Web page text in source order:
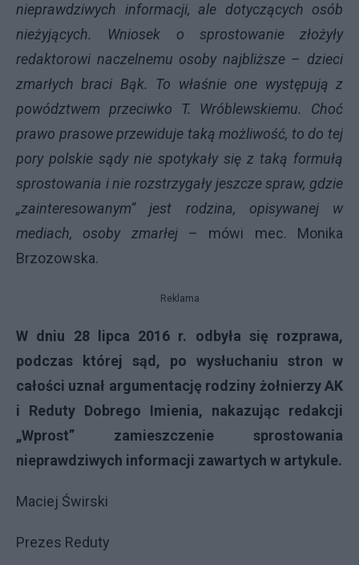
nieprawdziwych informacji, ale dotyczących osób
nieżyjących. Wniosek o sprostowanie złożyły
redaktorowi naczelnemu osoby najbliższe – dzieci
zmarłych braci Bąk. To właśnie one występują z
powództwem przeciwko T. Wróblewskiemu. Choć
prawo prasowe przewiduje taką możliwość, to do tej
pory polskie sądy nie spotykały się z taką formułą
sprostowania i nie rozstrzygały jeszcze spraw, gdzie
„zainteresowanym” jest rodzina, opisywanej w
mediach, osoby zmarłej– mówi mec. Monika
Brzozowska.
Reklama
W dniu 28 lipca 2016 r. odbyła się rozprawa,
podczas której sąd, po wysłuchaniu stron w
całości uznał argumentację rodziny żołnierzy AK
i Reduty Dobrego Imienia, nakazując redakcji
„Wprost” zamieszczenie sprostowania
nieprawdziwych informacji zawartych w artykule.
Maciej Świrski
Prezes Reduty